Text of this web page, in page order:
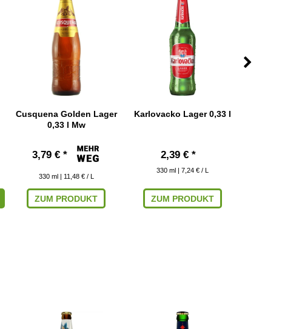
Cusquena Golden Lager
0,33 l Mw
3,79 € *
330 ml | 11,48 € / L
ZUM PRODUKT
Karlovacko Lager 0,33 l
2,39 € *
330 ml | 7,24 € / L
ZUM PRODUKT